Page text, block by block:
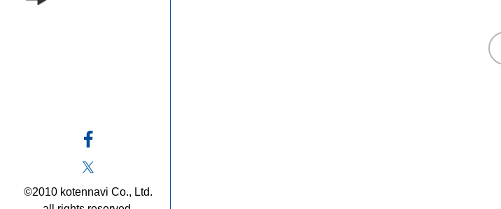
©2010 kotennavi Co., Ltd.